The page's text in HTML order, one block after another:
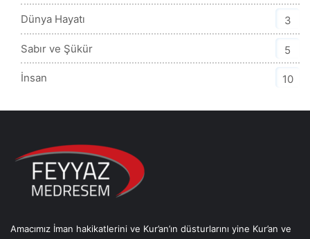
Dünya Hayatı 3
Sabır ve Şükür 5
İnsan 10
Amacımız İman hakikatlerini ve Kur’an’ın düsturlarını yine Kur’an ve